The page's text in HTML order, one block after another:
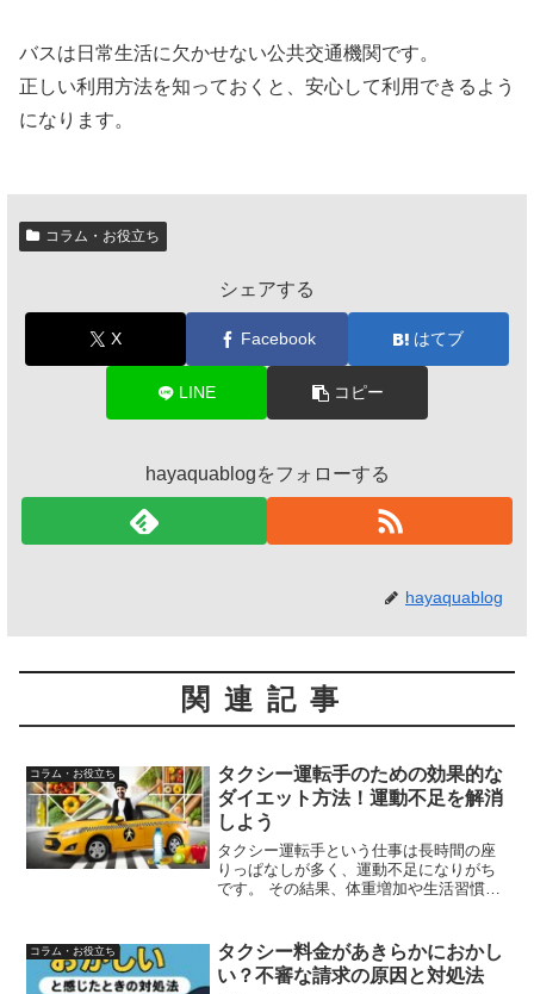
バスは日常生活に欠かせない公共交通機関です。
正しい利用方法を知っておくと、安心して利用できるよう
になります。
コラム・お役立ち
シェアする
X Facebook はてブ
LINE コピー
hayaquablogをフォローする
hayaquablog
関連記事
コラム・お役立ち
タクシー運転手のための効果的な
ダイエット方法！運動不足を解消
しよう
タクシー運転手という仕事は長時間の座
りっぱなしが多く、運動不足になりがち
です。 その結果、体重増加や生活習慣病
のは難しいですよね。 そこで今回は、タ
クシー運転手でも無理...
コラム・お役立ち
タクシー料金があきらかにおかし
い？不審な請求の原因と対処法